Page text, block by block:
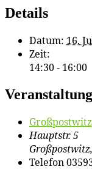
Details
Datum: 16.
Zeit:
14:30 - 16:00
Groß­post­witz
Hauptstr. 5
Großpostwitz,
Telefon